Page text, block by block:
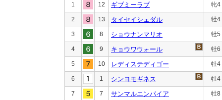
1 12 ギブミーラブ 牝4
2 13 タイセイシェダル 牡4
3 8 ショウナンマリオ 牡5
4 9 キョウワウォール 牡6
5 10 レディステディゴー 牡4
6 1 シンヨモギネス 牡4
7 7 サンマルエンパイア 牡8